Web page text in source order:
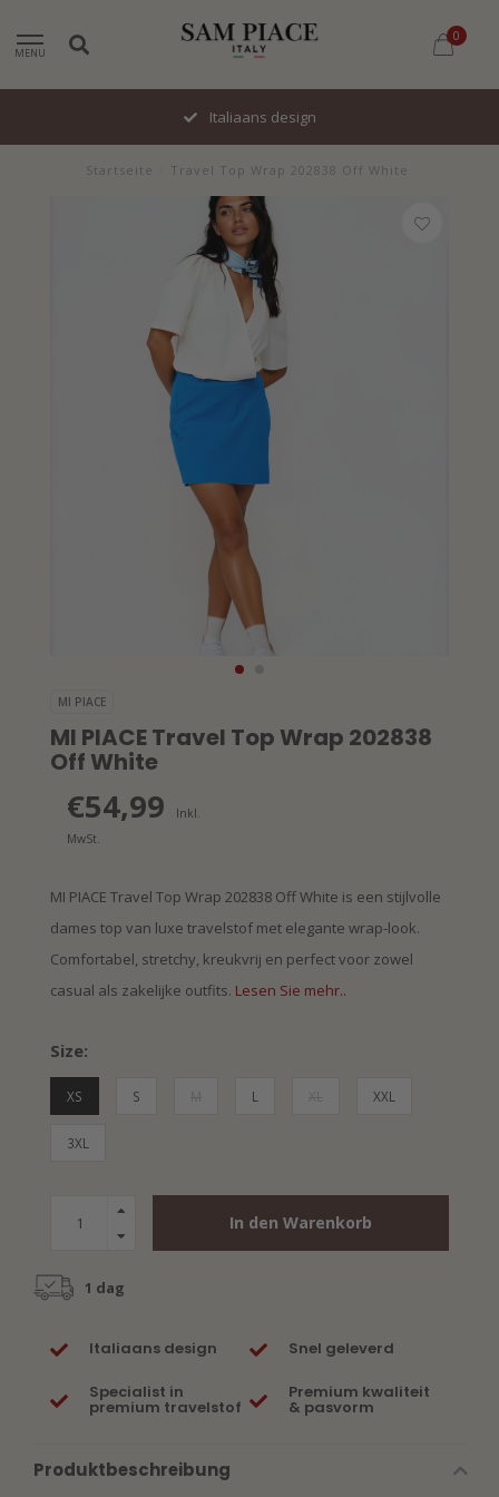
MENU
0
Italiaans design
Startseite Travel Top Wrap 202838 Off White
MI PIACE
MI PIACE Travel Top Wrap 202838
Off White
€54,99
Inkl.
MwSt.
MI PIACE Travel Top Wrap 202838 Off White is een stijlvolle
dames top van luxe travelstof met elegante wrap-look.
Comfortabel, stretchy, kreukvrij en perfect voor zowel
casual als zakelijke outfits. Lesen Sie mehr..
Size:
XS S L XXL
3XL
In den Warenkorb
1 dag
Italiaans design Snel geleverd
Specialist in
premium travelstof
Premium kwaliteit
& pasvorm
Produktbeschreibung